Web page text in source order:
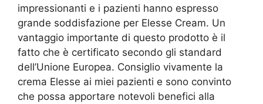
impressionanti e i pazienti hanno espresso
grande soddisfazione per Elesse Cream. Un
vantaggio importante di questo prodotto è il
fatto che è certificato secondo gli standard
dell’Unione Europea. Consiglio vivamente la
crema Elesse ai miei pazienti e sono convinto
che possa apportare notevoli benefici alla